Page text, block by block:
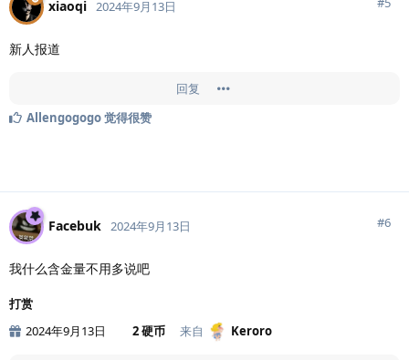
xiaoqi 2024年9月13日
新人报道
回复
Allengogogo觉得很赞
Facebuk 2024年9月13日 #6
我什么含金量不用多说吧
打赏
2024年9月13日
2 硬币 来自 Keroro